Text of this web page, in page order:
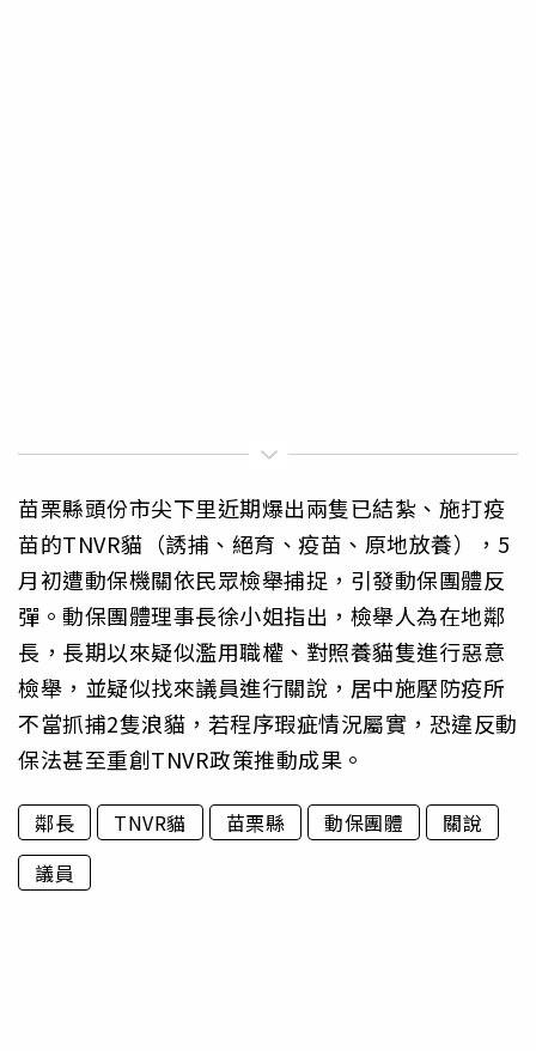
苗栗縣頭份市尖下里近期爆出兩隻已結紮、施打疫
苗的TNVR貓（誘捕、絕育、疫苗、原地放養），5
月初遭動保機關依民眾檢舉捕捉，引發動保團體反
彈。動保團體理事長徐小姐指出，檢舉人為在地鄰
長，長期以來疑似濫用職權、對照養貓隻進行惡意
檢舉，並疑似找來議員進行關說，居中施壓防疫所
不當抓捕2隻浪貓，若程序瑕疵情況屬實，恐違反動
保法甚至重創TNVR政策推動成果。
鄰長 TNVR貓 苗栗縣 動保團體
關說
議員